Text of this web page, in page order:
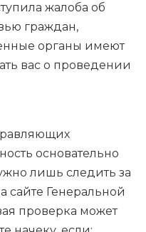
жалоба об
граждан,
органы имеют
вас о проведении
основательно
лишь следить за
Генеральной
проверка может